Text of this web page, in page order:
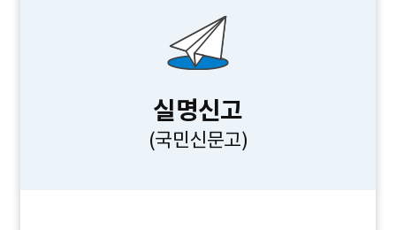
실명신고
(국민신문고)